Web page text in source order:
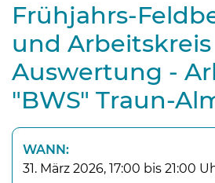
Frühjahrs-
und Arbeitskreis
Auswertung -
"BWS" Traun-
WANN:
31. März 2026, 17:00 bis 21:00